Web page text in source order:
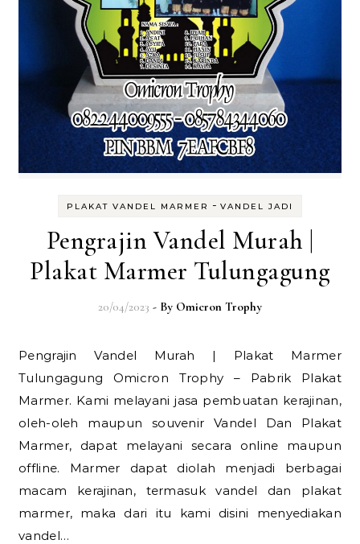
PLAKAT VANDEL MARMER - VANDEL JADI
Pengrajin Vandel Murah |
Plakat Marmer Tulungagung
20/04/2023 - By Omicron Trophy
Pengrajin Vandel Murah | Plakat Marmer
Tulungagung Omicron Trophy – Pabrik Plakat
Marmer. Kami melayani jasa pembuatan kerajinan,
oleh-oleh maupun souvenir Vandel Dan Plakat
Marmer, dapat melayani secara online maupun
offline. Marmer dapat diolah menjadi berbagai
macam kerajinan, termasuk vandel dan plakat
marmer, maka dari itu kami disini menyediakan
vandel…